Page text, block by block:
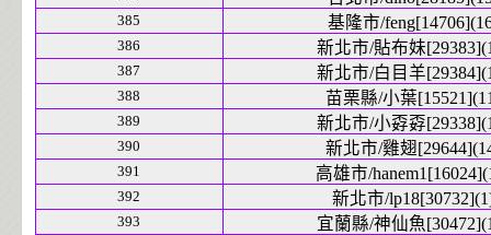
385 基隆市/
386 新北市/貼布妹
387 新北市/白目羊
388 苗栗縣/小葉
389 新北市/小孬孬
390 新北市/雞翅
391 高雄市/
392 新北市/
393 宜蘭縣/神仙魚